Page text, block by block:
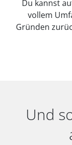
Du kannst
vollem
Gründen
Und